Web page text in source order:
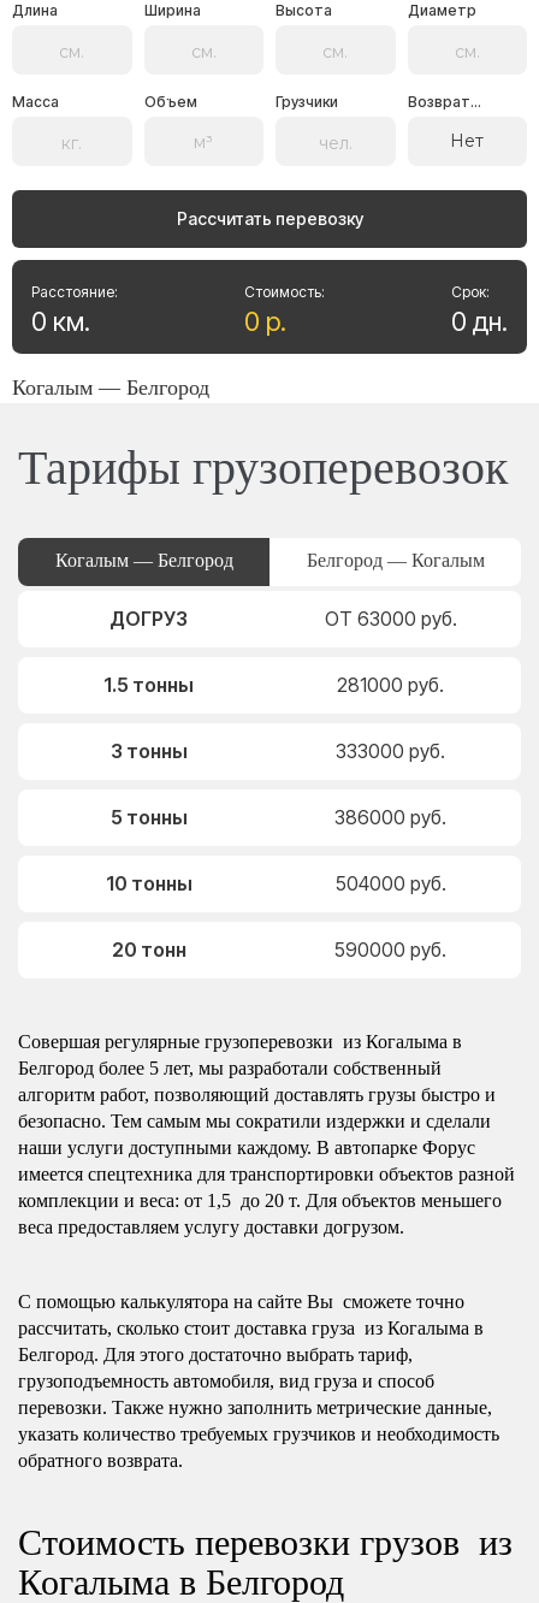
Длина Ширина Высота Диаметр
Масса Объем Грузчики Возврат...
Нет
Рассчитать перевозку
Стоимость:
0 р.
Расстояние:
0 км.
Срок:
0 дн.
Когалым — Белгород
Тарифы грузоперевозок
Когалым — Белгород Белгород — Когалым
ДОГРУЗ ОТ 63000 руб.
1.5 тонны 281000 руб.
3 тонны 333000 руб.
5 тонны 386000 руб.
10 тонны 504000 руб.
20 тонн 590000 руб.
Совершая регулярные грузоперевозки из Когалыма в
Белгород более 5 лет, мы разработали собственный
алгоритм работ, позволяющий доставлять грузы быстро и
безопасно. Тем самым мы сократили издержки и сделали
наши услуги доступными каждому. В автопарке Форус
имеется спецтехника для транспортировки объектов разной
комплекции и веса: от 1,5 до 20 т. Для объектов меньшего
веса предоставляем услугу доставки догрузом.
С помощью калькулятора на сайте Вы сможете точно
рассчитать, сколько стоит доставка груза из Когалыма в
Белгород. Для этого достаточно выбрать тариф,
грузоподъемность автомобиля, вид груза и способ
перевозки. Также нужно заполнить метрические данные,
указать количество требуемых грузчиков и необходимость
обратного возврата.
Стоимость перевозки грузов из
Когалыма в Белгород